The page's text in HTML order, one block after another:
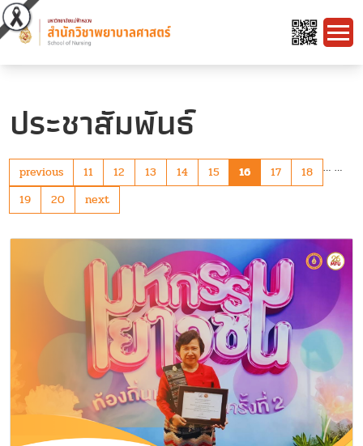
ประชาสัมพันธ์
previous …
11 12 13 14 15 16 17
18
19
20
…
next